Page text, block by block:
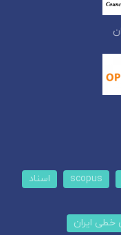
scopus
اسناد
ایران